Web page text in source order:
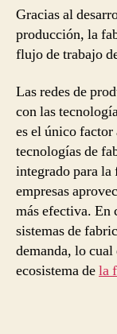
Gracias al
producción, la
flujo de trabajo
Las redes de
con las
es el único
tecnologías de
integrado para
empresas
más efectiva. En
sistemas de
demanda, lo
ecosistema dela